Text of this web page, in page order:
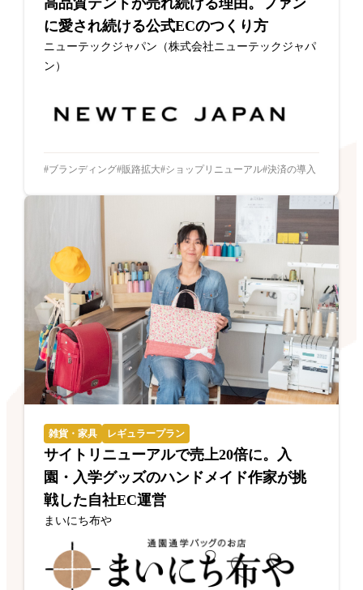
高品質テントが売れ続ける理由。ファン
に愛され続ける公式ECのつくり方
ニューテックジャパン（株式会社ニューテックジャパ
ン）
ブランディング 販路拡大 ショップリニューアル 決済の導入
雑貨・家具 レギュラープラン
サイトリニューアルで売上20倍に。入
園・入学グッズのハンドメイド作家が挑
戦した自社EC運営
まいにち布や